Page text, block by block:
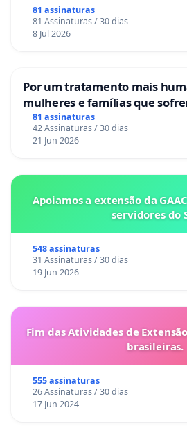
81 assinaturas
81 Assinaturas / 30 dias
8 Jul 2026
Por um tratamento mais
mulheres e famílias que
gestacional nos hospitais
81 assinaturas
42 Assinaturas / 30 dias
21 Jun 2026
Apoiamos a extensão da
servidores do
548 assinaturas
31 Assinaturas / 30 dias
19 Jun 2026
Fim das Atividades de
brasileiras.
555 assinaturas
26 Assinaturas / 30 dias
17 Jun 2024